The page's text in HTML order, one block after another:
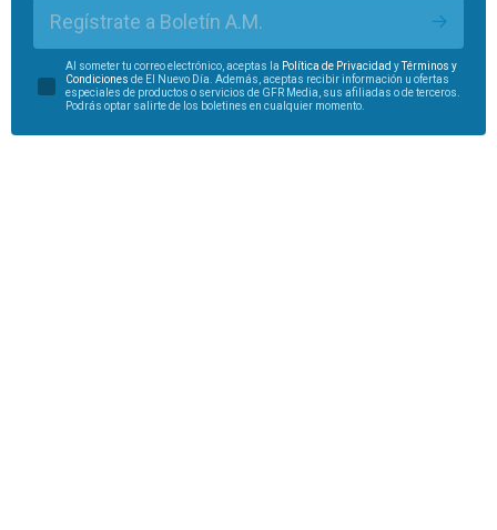
Regístrate a Boletín A.M.
Al someter tu correo electrónico, aceptas la Política de Privacidad yTérminos y
Condiciones de El Nuevo Día. Además, aceptas recibir información u ofertas
especiales de productos o servicios de GFR Media, sus afiliadas o de terceros.
Podrás optar salirte de los boletines en cualquier momento.